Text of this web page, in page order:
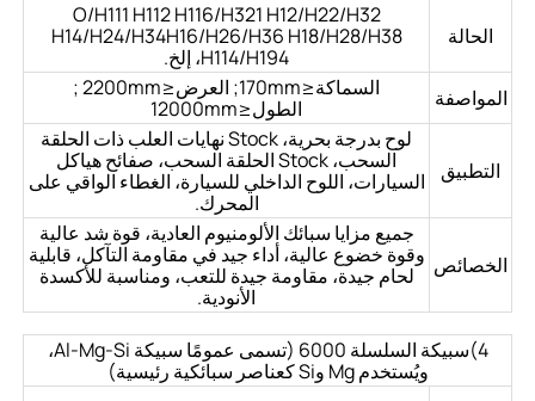
الحالة
O/H111 H112 H116/H321 H12/H22/H32
H14/H24/H34H16/H26/H36 H18/H28/H38
H114/H194، إلخ.
المواصفة
السماكة≤170mm; العرض≤2200mm ;
الطول≤12000mm
التطبيق
لوح بدرجة بحرية، Stock نهايات العلب ذات الحلقة
السحب، Stock الحلقة السحب، صفائح هياكل
السيارات، اللوح الداخلي للسيارة، الغطاء الواقي على
المحرك.
الخصائص
جميع مزايا سبائك الألومنيوم العادية، قوة شد عالية
وقوة خضوع عالية، أداء جيد في مقاومة التآكل، قابلية
لحام جيدة، مقاومة جيدة للتعب، ومناسبة للأكسدة
الأنودية.
4)سبيكة السلسلة 6000 (تسمى عمومًا سبيكة Al-Mg-Si،
ويُستخدم Mg وSi كعناصر سبائكية رئيسية)